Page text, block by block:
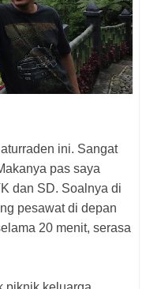
ini. Sangat
pas saya
dan SD. Soalnya di
pesawat di depan
20 menit, serasa